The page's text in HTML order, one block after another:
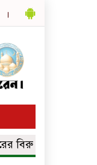
প্রতারণার